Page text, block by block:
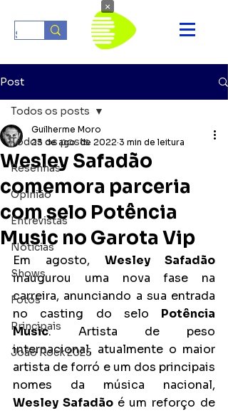
Post
Todos os posts
Resenhas
Opinião
Entrevistas
Notícias
Shows
Fotos
Principais
João Rock 2025
Todos os posts
Wesley Safadão
comemora parceria
com selo Potência
Music no Garota Vip
Guilherme Moro
23 de ago. de 2022 3 min de leitura
Em agosto, Wesley Safadão
inaugurou uma nova fase na
carreira, anunciando a sua entrada
no casting do selo Potência
Music. Artista de peso
internacional, atualmente o maior
artista de forró e um dos principais
Wesley Safadão é um reforço de
×